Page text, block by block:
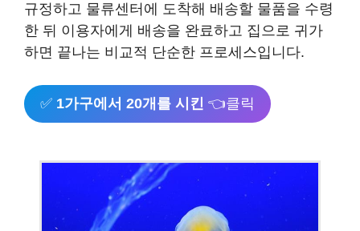
규정하고 물류센터에 도착해 배송할 물품을 수령
한 뒤 이용자에게 배송을 완료하고 집으로 귀가
하면 끝나는 비교적 단순한 프로세스입니다.
✅ 1가구에서 20개를 시킨 👈클릭